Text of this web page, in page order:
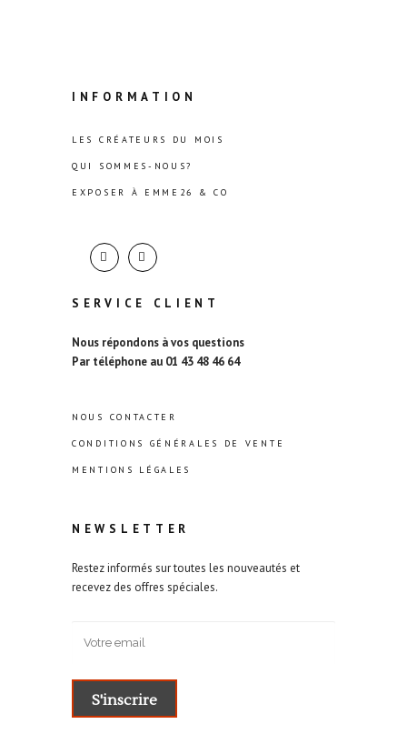
INFORMATION
LES CRÉATEURS DU MOIS
QUI SOMMES-NOUS?
EXPOSER À EMME26 & CO
SERVICE CLIENT
Nous répondons à vos questions
Par téléphone au 01 43 48 46 64
NOUS CONTACTER
CONDITIONS GÉNÉRALES DE VENTE
MENTIONS LÉGALES
NEWSLETTER
Restez informés sur toutes les nouveautés et
recevez des offres spéciales.